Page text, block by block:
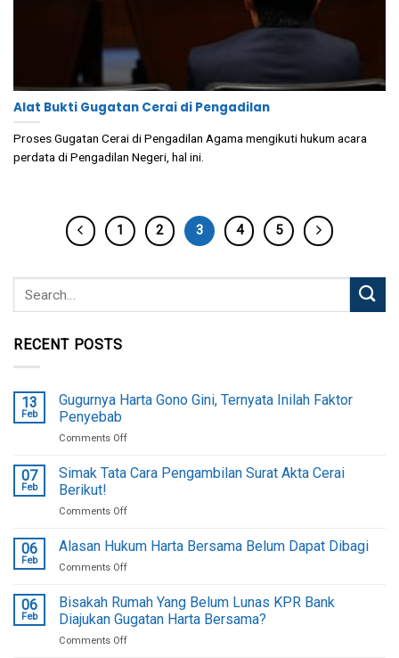
Alat Bukti Gugatan Cerai di Pengadilan
Proses Gugatan Cerai di Pengadilan Agama mengikuti hukum acara
perdata di Pengadilan Negeri, hal ini.
1 2 3 4 5
RECENT POSTS
13
Feb
Gugurnya Harta Gono Gini, Ternyata Inilah Faktor
Penyebab
Comments Offon
Harta
Ternyata
Faktor
07
Feb
Simak Tata Cara Pengambilan Surat Akta Cerai
Berikut!
Comments Offon
Akta
Cerai
06
Feb
Alasan Hukum Harta Bersama Belum Dapat Dibagi
Comments Offon
Hukum
Bersama
Belum
06
Feb
Bisakah Rumah Yang Belum Lunas KPR Bank
Diajukan Gugatan Harta Bersama?
Comments Offon